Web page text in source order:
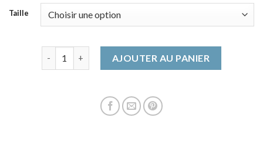
Taille
AJOUTER AU PANIER